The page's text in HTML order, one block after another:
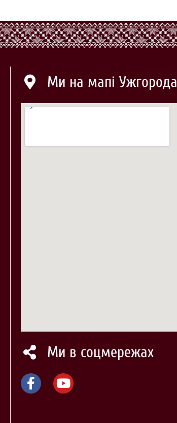
Ми на мапі Ужгорода
Ми в соцмережах